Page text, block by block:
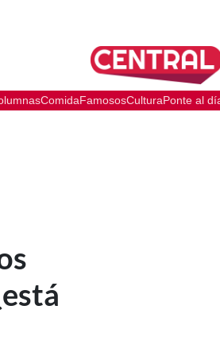
ComidaFamososCulturaPonte al